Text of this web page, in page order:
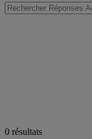
0 résultats